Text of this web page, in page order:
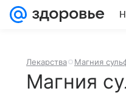
Лекарства Магния
Магния